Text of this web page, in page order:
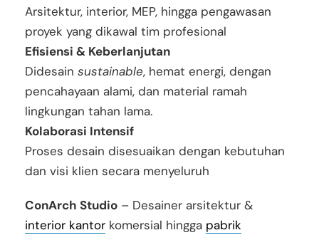
Arsitektur, interior, MEP, hingga pengawasan
proyek yang dikawal tim profesional
Efisiensi & Keberlanjutan
Didesain sustainable, hemat energi, dengan
pencahayaan alami, dan material ramah
lingkungan tahan lama.
Kolaborasi Intensif
Proses desain disesuaikan dengan kebutuhan
dan visi klien secara menyeluruh
ConArch Studio – Desainer arsitektur &
interior kantor komersial hingga pabrik